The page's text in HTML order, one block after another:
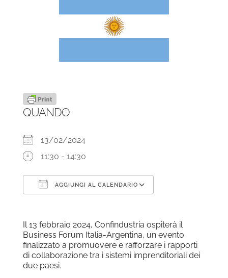
QUANDO
13/02/2024
11:30 - 14:30
AGGIUNGI AL CALENDARIO
Il 13 febbraio 2024, Confindustria ospiterà il
Business Forum Italia-Argentina, un evento
finalizzato a promuovere e rafforzare i rapporti
di collaborazione tra i sistemi imprenditoriali dei
due paesi.